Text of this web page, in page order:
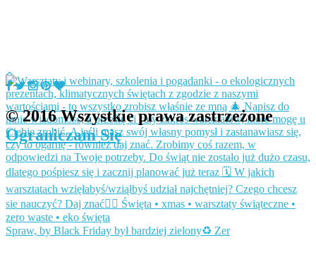
Spraw, by Black Friday był bardziej zielony♻️ Zer
© 2016 Wszystkie prawa zastrzeżone
Ograniczam Się